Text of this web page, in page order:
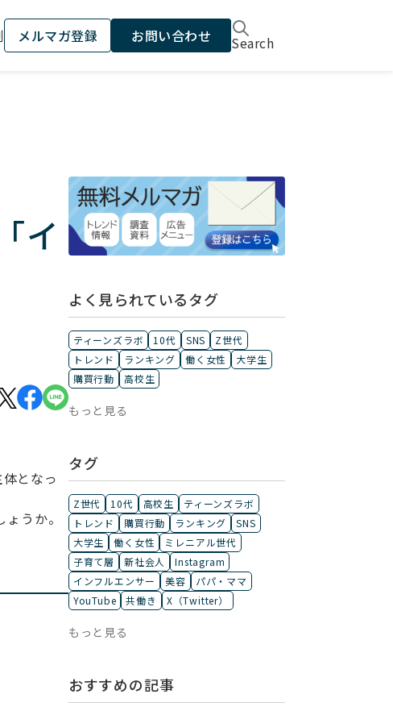
メルマガ登録 お問い合わせ Search
イ
となっ
うか。
よく見られているタグ
ティーンズラボ 10代 SNS
Z世代
トレンド
ランキング 働く女性
大学生
購買行動
高校生
もっと見る
タグ
Z世代 10代 高校生
ティーンズラボ
トレンド
購買行動 ランキング
SNS
大学生
働く女性
ミレニアル世代
子育て層
新社会人
Instagram
インフルエンサー
美容
パパ・ママ
YouTube
共働き X（Twitter）
もっと見る
おすすめの記事